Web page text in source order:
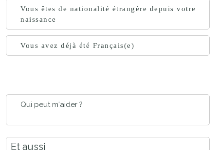
Vous êtes de nationalité étrangère depuis votre
naissance
Vous avez déjà été Français(e)
Qui peut m'aider ?
Et aussi